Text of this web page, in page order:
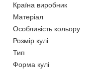
Країна виробник
Матеріал
Особливість кольору
Розмір кулі
Тип
Форма кулі